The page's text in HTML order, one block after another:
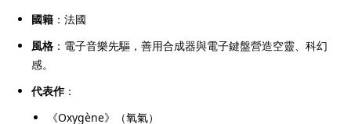
針對個別學生弱項提供
無論是數學、中文、英
目，DSE補習
習方案。透過系統化的
有效鞏固基礎、掌握重
國籍 ：法國
風格 ：電子音樂先驅，善用合成器與電子鍵盤營造空靈、科幻
感。
代表作：
《Oxygène》（氧氣）